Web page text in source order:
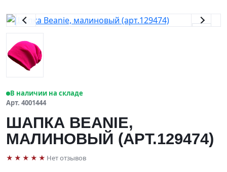
В наличии на складе
Арт. 4001444
ШАПКА BEANIE,
МАЛИНОВЫЙ (АРТ.129474)
★★★★★ Нет отзывов